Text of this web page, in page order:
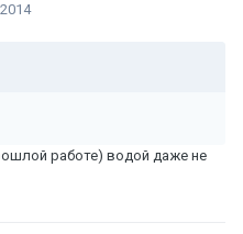
работе) водой даже не